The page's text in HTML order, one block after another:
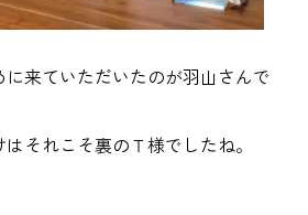
に来ていただいたのが羽山さんで
それこそ裏のＴ様でしたね。